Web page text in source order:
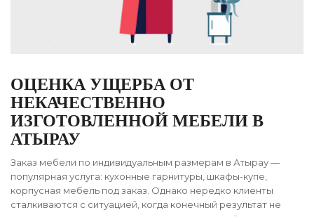
ОЦЕНКА УЩЕРБА ОТ
НЕКАЧЕСТВЕННО
ИЗГОТОВЛЕННОЙ МЕБЕЛИ В
АТЫРАУ
Заказ мебели по индивидуальным размерам в Атырау —
популярная услуга: кухонные гарнитуры, шкафы-купе,
корпусная мебель под заказ. Однако нередко клиенты
сталкиваются с ситуацией, когда конечный результат не